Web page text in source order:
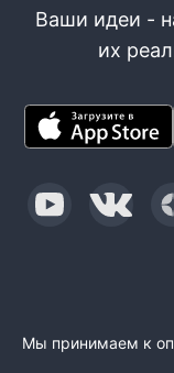
Ваши идеи -
их
Мы принимаем к